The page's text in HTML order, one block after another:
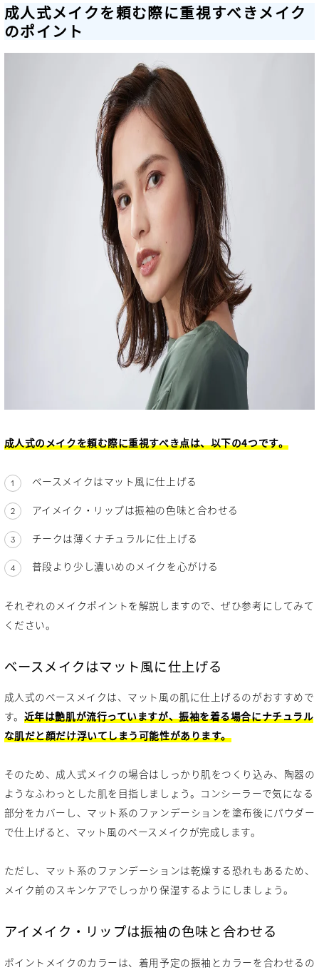
成人式メイクを頼む際に重視すべきメイク
のポイント
成人式のメイクを頼む際に重視すべき点は、以下の4つです。
ベースメイクはマット風に仕上げる
アイメイク・リップは振袖の色味と合わせる
チークは薄くナチュラルに仕上げる
普段より少し濃いめのメイクを心がける
それぞれのメイクポイントを解説しますので、ぜひ参考にしてみて
ください。
ベースメイクはマット風に仕上げる
成人式のベースメイクは、マット風の肌に仕上げるのがおすすめで
す。 近年は艶肌が流行っていますが、振袖を着る場合にナチュラル
な肌だと顔だけ浮いてしまう可能性があります。
そのため、成人式メイクの場合はしっかり肌をつくり込み、陶器の
ようなふわっとした肌を目指しましょう。コンシーラーで気になる
部分をカバーし、マット系のファンデーションを塗布後にパウダー
で仕上げると、マット風のベースメイクが完成します。
ただし、マット系のファンデーションは乾燥する恐れもあるため、
メイク前のスキンケアでしっかり保湿するようにしましょう。
アイメイク・リップは振袖の色味と合わせる
ポイントメイクのカラーは、着用予定の振袖とカラーを合わせるの